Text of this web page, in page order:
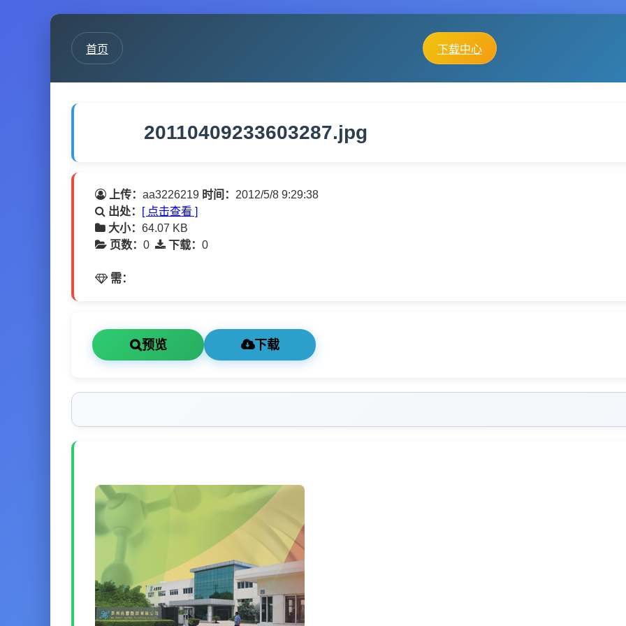
首页 下载中心
20110409233603287.jpg
上传： aa3226219 时间： 2012/5/8 9:29:38
出处：
[ 点击查看 ]
大小： 64.07 KB
页数： 0 下载： 0
需：
预览 下载